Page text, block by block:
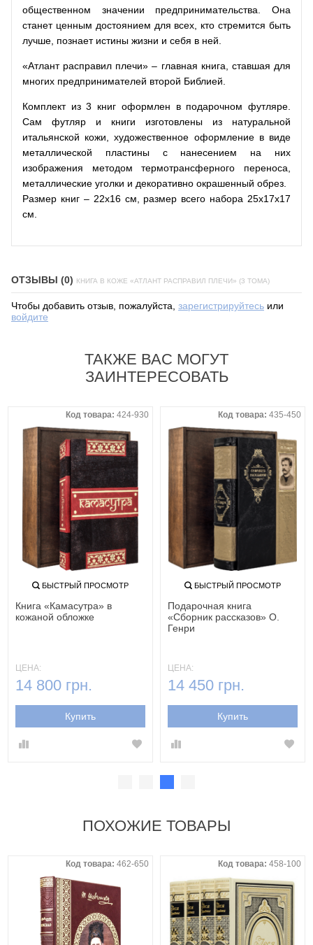
общественном значении предпринимательства. Она
станет ценным достоянием для всех, кто стремится быть
лучше, познает истины жизни и себя в ней.
«Атлант расправил плечи» – главная книга, ставшая для
многих предпринимателей второй Библией.
Комплект из 3 книг оформлен в подарочном футляре.
Сам футляр и книги изготовлены из натуральной
итальянской кожи, художественное оформление в виде
металлической пластины с нанесением на них
изображения методом термотрансферного переноса,
металлические уголки и декоративно окрашенный обрез.
Размер книг – 22х16 см, размер всего набора 25х17х17
см.
ОТЗЫВЫ (0) КНИГА В КОЖЕ «АТЛАНТ РАСПРАВИЛ ПЛЕЧИ» (3 ТОМА)
Чтобы добавить отзыв, пожалуйста, зарегистрируйтесь или
войдите
ТАКЖЕ ВАС МОГУТ
ЗАИНТЕРЕСОВАТЬ
Код товара: 424-930
БЫСТРЫЙ ПРОСМОТР
Книга «Камасутра» в
кожаной обложке
ЦЕНА:
14 800 грн.
Купить
Код товара: 435-450
БЫСТРЫЙ ПРОСМОТР
Подарочная книга
«Сборник рассказов» О.
Генри
ЦЕНА:
14 450 грн.
Купить
ПОХОЖИЕ ТОВАРЫ
Код товара: 462-650 Код товара: 458-100